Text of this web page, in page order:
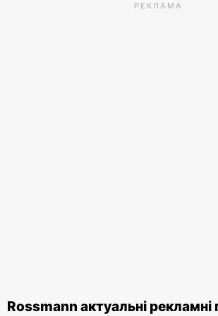
РЕКЛАМА
Rossmann актуальні рекламні